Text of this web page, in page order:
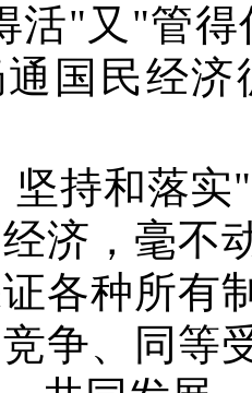
活"又"管
通国民经
坚持和落
济，毫不
各种所有
争、同等